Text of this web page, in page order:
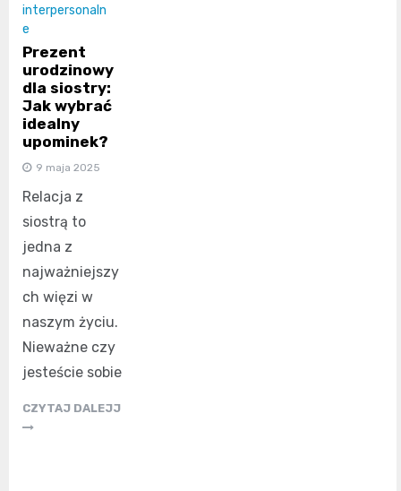
interpersonaln
e
Prezent
urodzinowy
dla siostry:
Jak wybrać
idealny
upominek?
9 maja 2025
Relacja z
siostrą to
jedna z
najważniejszy
ch więzi w
naszym życiu.
Nieważne czy
jesteście sobie
CZYTAJ DALEJJ